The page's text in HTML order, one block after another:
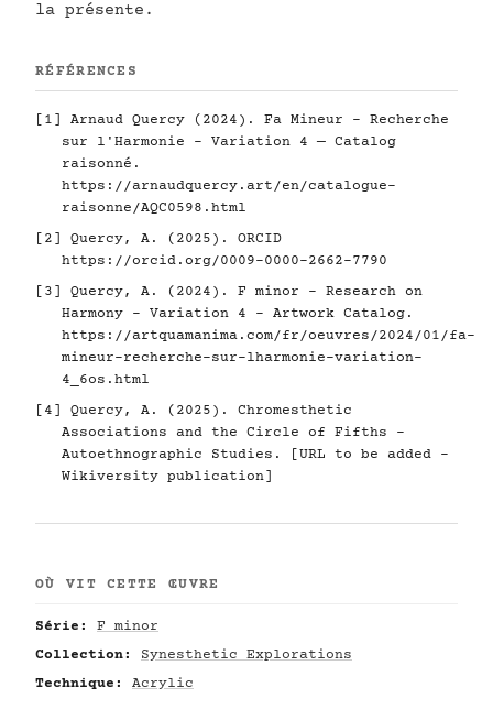
la présente.
RÉFÉRENCES
[1] Arnaud Quercy (2024). Fa Mineur - Recherche
sur l'Harmonie - Variation 4 — Catalog
raisonné.
https://arnaudquercy.art/en/catalogue-
raisonne/AQC0598.html
[2] Quercy, A. (2025). ORCID
https://orcid.org/0009-0000-2662-7790
[3] Quercy, A. (2024). F minor - Research on
Harmony - Variation 4 - Artwork Catalog.
https://artquamanima.com/fr/oeuvres/2024/01/fa-
mineur-recherche-sur-lharmonie-variation-
4_6os.html
[4] Quercy, A. (2025). Chromesthetic
Associations and the Circle of Fifths -
Autoethnographic Studies. [URL to be added -
Wikiversity publication]
OÙ VIT CETTE ŒUVRE
Série:
F minor
Collection:
Synesthetic Explorations
Technique:
Acrylic